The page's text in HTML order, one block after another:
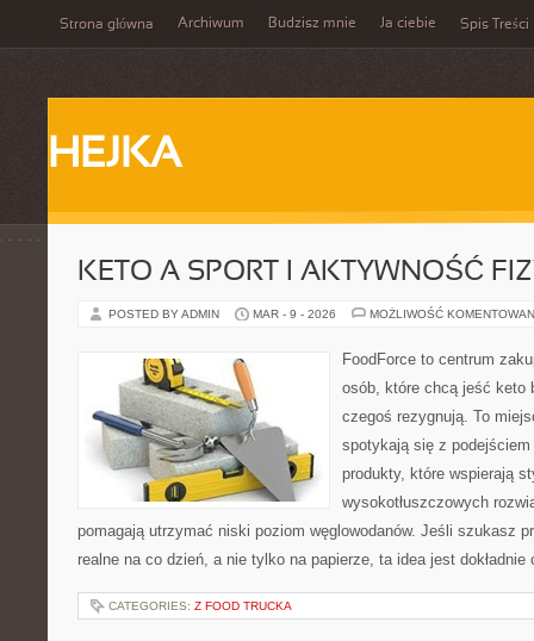
Strona główna Archiwum Budzisz mnie Ja ciebie Spis Treści
HEJKA
KETO A SPORT I AKTYWNOŚĆ
POSTED BY ADMIN MAR - 9 - 2026 MOŻLIWOŚĆ
FoodForce to centrum
osób, które chcą jeść keto
czegoś rezygnują. To
spotykają się z
produkty, które wspierają
wysokotłuszczowych
pomagają utrzymać niski poziom węglowodanów. Jeśli szukasz
realne na co dzień, a nie tylko na papierze, ta idea jest
CATEGORIES: Z FOOD TRUCKA